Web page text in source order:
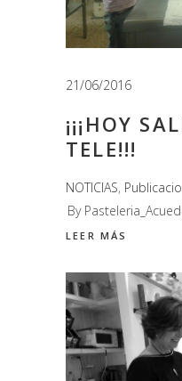
21/06/2016
¡¡¡HOY
TELE!!!
NOTICIAS,
By
LEER MÁS